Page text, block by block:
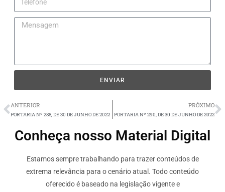
ENVIAR
ANTERIOR
PORTARIA Nº 288, DE 30 DE JUNHO DE 2022
PRÓXIMO
PORTARIA Nº 290, DE 30 DE JUNHO DE 2022
Conheça nosso Material Digital
Estamos sempre trabalhando para trazer conteúdos de
extrema relevância para o cenário atual. Todo conteúdo
oferecido é baseado na legislação vigente e